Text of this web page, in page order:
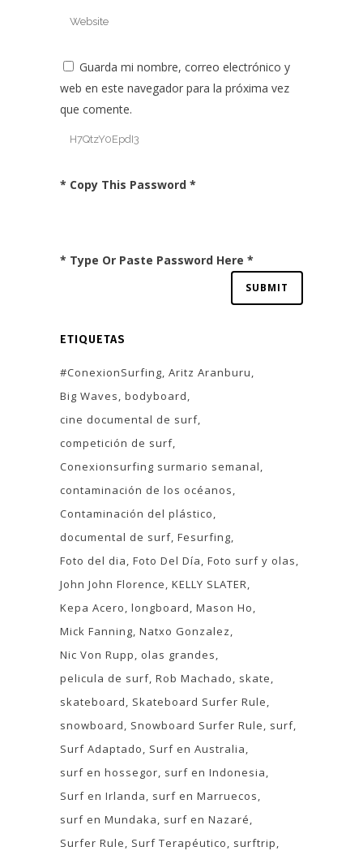
Guarda mi nombre, correo electrónico y
web en este navegador para la próxima vez
que comente.
* Copy This Password *
* Type Or Paste Password Here *
ETIQUETAS
#ConexionSurfing Aritz Aranburu
Big Waves bodyboard
cine documental de surf
competición de surf
Conexionsurfing surmario semanal
contaminación de los océanos
Contaminación del plástico
documental de surf Fesurfing
Foto del dia Foto Del Día Foto surf y olas
John John Florence KELLY SLATER
Kepa Acero longboard Mason Ho
Mick Fanning Natxo Gonzalez
Nic Von Rupp
olas grandes
pelicula de surf Rob Machado
skate
skateboard
Skateboard Surfer Rule
snowboard
Snowboard Surfer Rule
surf
Surf Adaptado
Surf en Australia
surf en hossegor surf en Indonesia
Surf en Irlanda
surf en Marruecos
surf en Mundaka
surf en Nazaré
Surfer Rule
Surf Terapéutico surftrip